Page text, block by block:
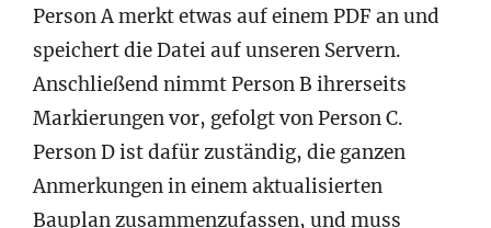
Person A merkt etwas auf einem PDF an und
speichert die Datei auf unseren Servern.
Anschließend nimmt Person B ihrerseits
Markierungen vor, gefolgt von Person C.
Person D ist dafür zuständig, die ganzen
Anmerkungen in einem aktualisierten
Bauplan zusammenzufassen, und muss